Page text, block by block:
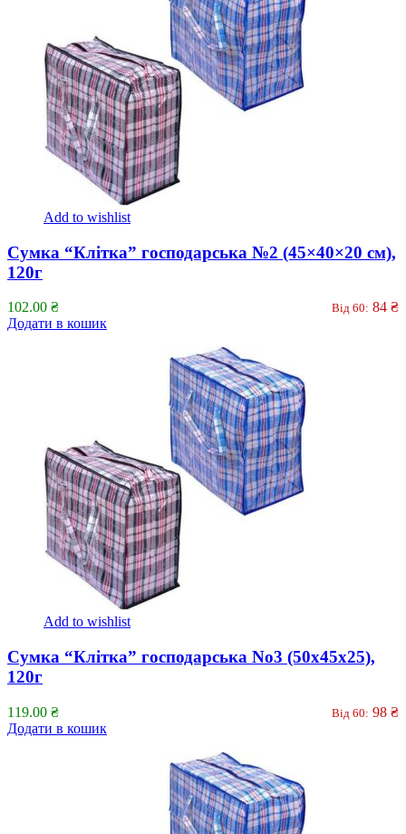
Add to wishlist
Сумка “Клітка” господарська №2 (45×40×20 см),
120г
102.00 ₴ Від 60: 84 ₴
Додати в кошик
Add to wishlist
Сумка “Клітка” господарська No3 (50x45x25),
120г
119.00 ₴ Від 60: 98 ₴
Додати в кошик